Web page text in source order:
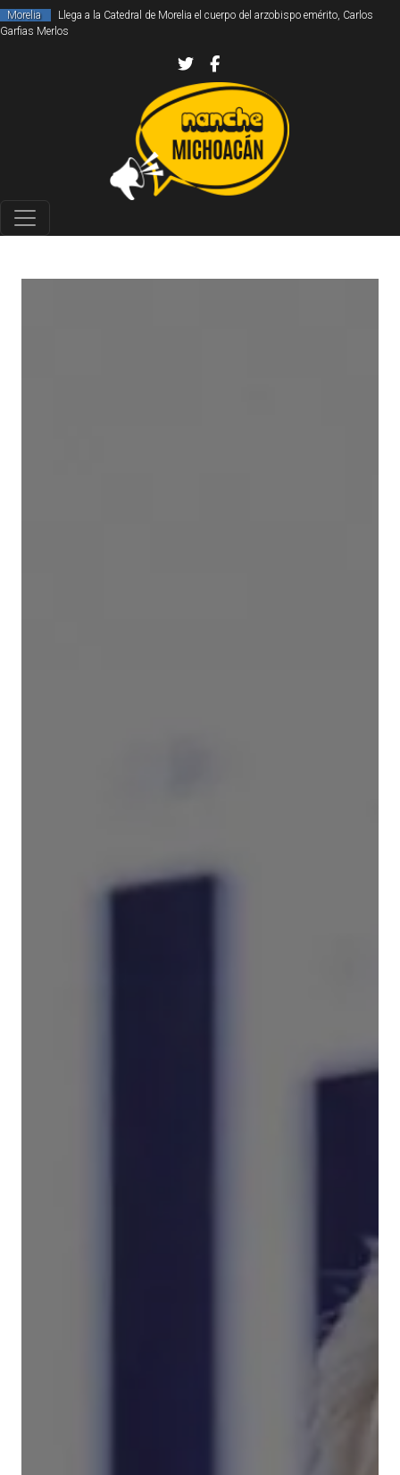
Morelia
Llega a la Catedral de Morelia el cuerpo del arzobispo emérito, Carlos
Garfias Merlos